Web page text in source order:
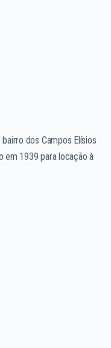
dos Campos Elísios
em 1939 para locação à